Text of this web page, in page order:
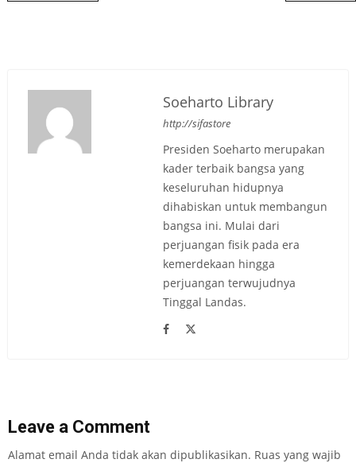
Soeharto Library
http://sifastore
Presiden Soeharto merupakan
kader terbaik bangsa yang
keseluruhan hidupnya
dihabiskan untuk membangun
bangsa ini. Mulai dari
perjuangan fisik pada era
kemerdekaan hingga
perjuangan terwujudnya
Tinggal Landas.
Leave a Comment
Alamat email Anda tidak akan dipublikasikan. Ruas yang wajib